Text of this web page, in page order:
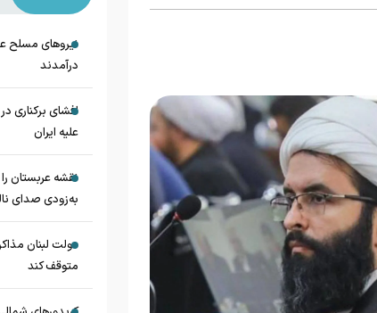
نیروهای مسلح
درآمدند
افشای برکناری
علیه ایران
نقشه عربستان
به‌زودی صدای
دولت لبنان
متوقف کند